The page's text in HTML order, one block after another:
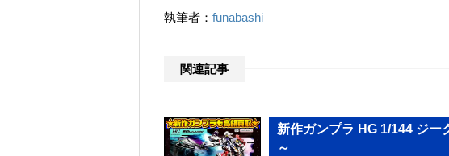
執筆者： funabashi
関連記事
新作ガンプラ HG 1/144 ジー
～